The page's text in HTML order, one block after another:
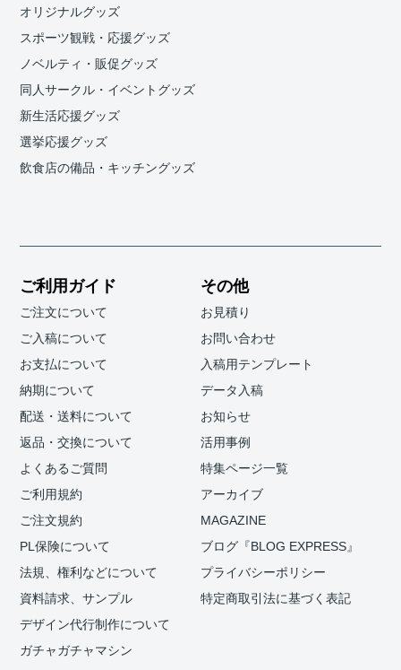
オリジナルグッズ
スポーツ観戦・応援グッズ
ノベルティ・販促グッズ
同人サークル・イベントグッズ
新生活応援グッズ
選挙応援グッズ
飲食店の備品・キッチングッズ
ご利用ガイド
ご注文について
ご入稿について
お支払について
納期について
配送・送料について
返品・交換について
よくあるご質問
ご利用規約
ご注文規約
PL保険について
法規、権利などについて
資料請求、サンプル
デザイン代行制作について
ガチャガチャマシン
その他
お見積り
お問い合わせ
入稿用テンプレート
データ入稿
お知らせ
活用事例
特集ページ一覧
アーカイブ
MAGAZINE
ブログ『BLOG EXPRESS』
プライバシーポリシー
特定商取引法に基づく表記